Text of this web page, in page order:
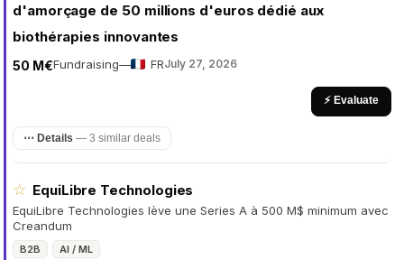
d'amorçage de 50 millions d'euros dédié aux
biothérapies innovantes
Fundraising
50 M€ — FRJuly 27, 2026
⚡ Evaluate
⋯ Details — 3 similar deals
☆ EquiLibre Technologies
EquiLibre Technologies lève une Series A à 500 M$ minimum avec
Creandum
B2B AI / ML